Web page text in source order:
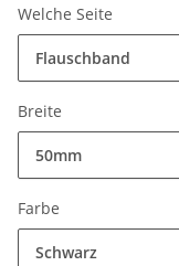
Welche Seite
Flauschband
Breite
50mm
Farbe
Schwarz